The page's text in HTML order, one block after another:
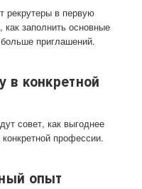
рекрутеры в первую
заполнить основные
приглашений.
в конкретной
совет, как выгоднее
профессии.
опыт